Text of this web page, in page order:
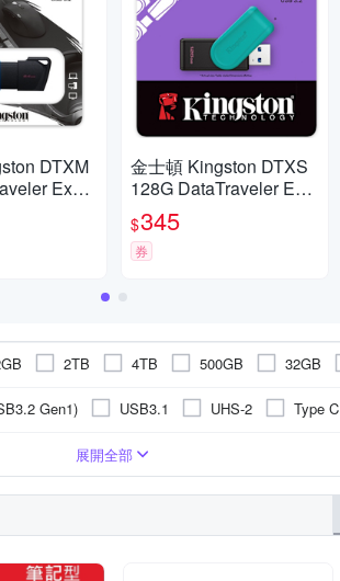
DTXM
Exodi
64GB 隨身
金士頓 Kingston DTXS
128G DataTraveler Exo
dia S 隨身碟
$345
券
2TB 4TB 500GB 32GB
Gen1) USB3.1 UHS-2 Type C
PCI Express
4800
iOS OTG隨身碟
展開全部